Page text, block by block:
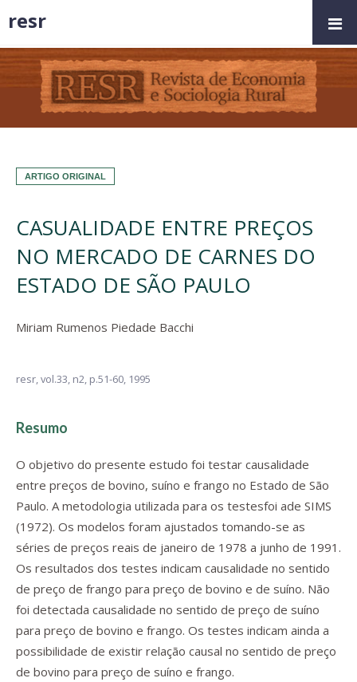
ARTIGO ORIGINAL
CASUALIDADE ENTRE PREÇOS
NO MERCADO DE CARNES DO
ESTADO DE SÃO PAULO
Miriam Rumenos Piedade Bacchi
resr,vol.33, n2, p.51-60, 1995
Resumo
O objetivo do presente estudo foi testar causalidade
entre preços de bovino, suíno e frango no Estado de São
Paulo. A metodologia utilizada para os testesfoi ade SIMS
(1972). Os modelos foram ajustados tomando-se as
séries de preços reais de janeiro de 1978 a junho de 1991.
Os resultados dos testes indicam causalidade no sentido
de preço de frango para preço de bovino e de suíno. Não
foi detectada causalidade no sentido de preço de suíno
para preço de bovino e frango. Os testes indicam ainda a
possibilidade de existir relação causal no sentido de preço
de bovino para preço de suíno e frango.
resr